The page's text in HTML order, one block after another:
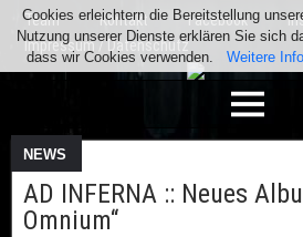
Team Kontakt Facebook
Impressum / Datenschutz
NEWS
AD INFERNA :: Neues
Omnium“
Cookies erleichtern die Bereitstellung
Nutzung unserer Dienste erklären Sie sich
dass wir Cookies verwenden.
Weitere